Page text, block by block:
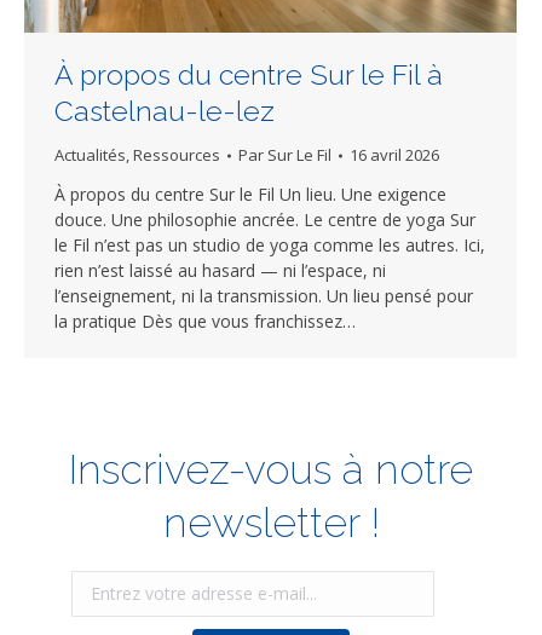
À propos du centre Sur le Fil à
Castelnau-le-lez
Actualités,Ressources Par Sur Le Fil 16 avril 2026
À propos du centre Sur le Fil Un lieu. Une exigence
douce. Une philosophie ancrée. Le centre de yoga Sur
le Fil n’est pas un studio de yoga comme les autres. Ici,
rien n’est laissé au hasard — ni l’espace, ni
l’enseignement, ni la transmission. Un lieu pensé pour
la pratique Dès que vous franchissez…
Inscrivez-vous à notre
newsletter !